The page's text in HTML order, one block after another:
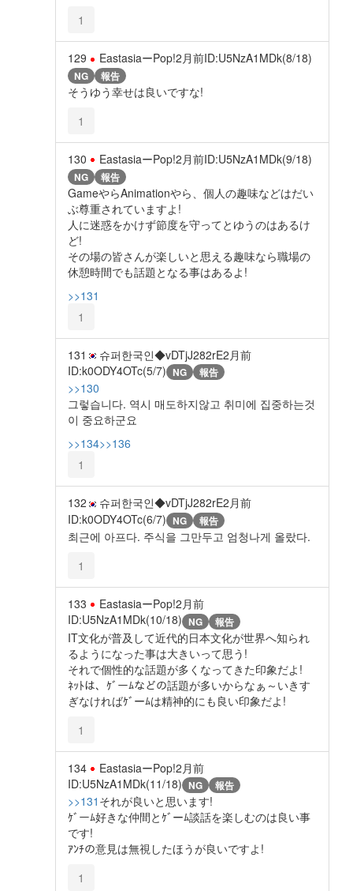
1
129 EastasiaーPop!2月前ID:U5NzA1MDk(8/18)
NG 報告
そうゆう幸せは良いですな!
1
130 EastasiaーPop!2月前ID:U5NzA1MDk(9/18)
NG 報告
GameやらAnimationやら、個人の趣味などはだい
ぶ尊重されていますよ!
人に迷惑をかけず節度を守ってとゆうのはあるけ
ど!
その場の皆さんが楽しいと思える趣味なら職場の
休憩時間でも話題となる事はあるよ!
>>131
1
131 슈퍼한국인◆vDTjJ282rE2月前
ID:k0ODY4OTc(5/7) NG 報告
>>130
그렇습니다. 역시 매도하지않고 취미에 집중하는것
이 중요하군요
>>134>>136
1
132 슈퍼한국인◆vDTjJ282rE2月前
ID:k0ODY4OTc(6/7) NG 報告
최근에 아프다. 주식을 그만두고 엄청나게 올랐다.
1
133 EastasiaーPop!2月前
ID:U5NzA1MDk(10/18) NG 報告
IT文化が普及して近代的日本文化が世界へ知られ
るようになった事は大きいって思う!
それで個性的な話題が多くなってきた印象だよ!
ﾈｯﾄは、ｹﾞーﾑなどの話題が多いからなぁ～いきす
ぎなければｹﾞーﾑは精神的にも良い印象だよ!
1
134 EastasiaーPop!2月前
ID:U5NzA1MDk(11/18) NG 報告
>>131 それが良いと思います!
ｹﾞーﾑ好きな仲間とｹﾞーﾑ談話を楽しむのは良い事
です!
ｱﾝﾁの意見は無視したほうが良いですよ!
1